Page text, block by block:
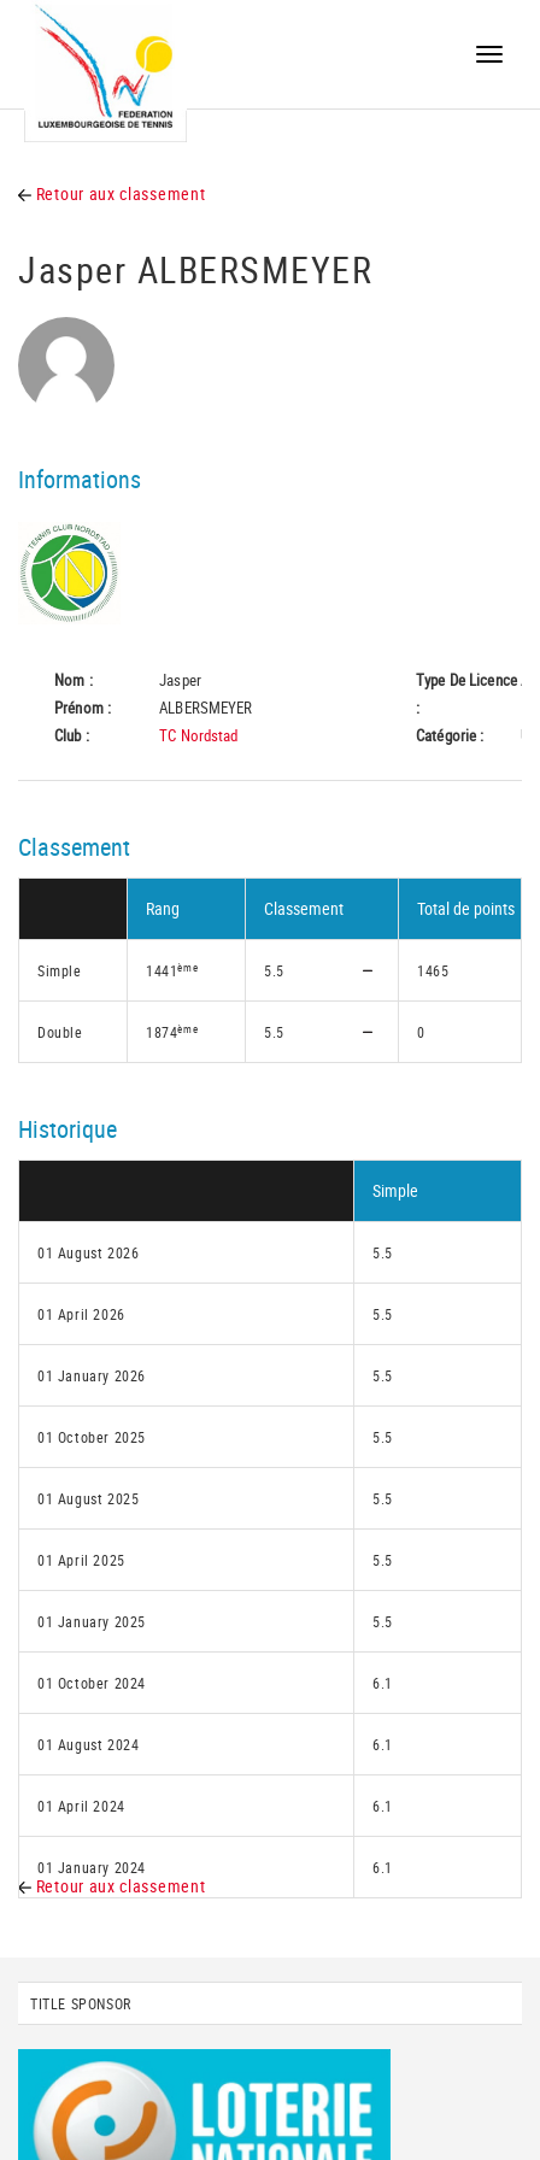
Toggle
Retour aux classement
Jasper ALBERSMEYER
Informations
Nom :
Jasper
Prénom :
ALBERSMEYER
Club :
TC Nordstad
Type De Licence
:
A
Catégorie : U8
Classement
Rang Classement Total de points
Simple 1441ème 5.5 1465
Double 1874ème 5.5 0
Historique
Simple
01 August 2026 5.5
01 April 2026 5.5
01 January 2026 5.5
01 October 2025 5.5
01 August 2025 5.5
01 April 2025 5.5
01 January 2025 5.5
01 October 2024 6.1
01 August 2024 6.1
01 April 2024 6.1
01 January 2024 6.1
Retour aux classement
TITLE SPONSOR